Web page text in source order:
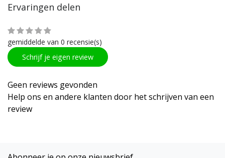
Ervaringen delen
gemiddelde van 0 recensie(s)
Schrijf je eigen review
Geen reviews gevonden
Help ons en andere klanten door het schrijven van een
review